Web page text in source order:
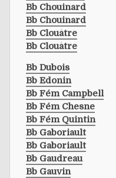
Bb Chouinard
Bb Chouinard
Bb Clouâtre
Bb Clouâtre
Bb Dubois
Bb Edonin
Bb Fém Campbell
Bb Fém Chesne
Bb Fém Quintin
Bb Gaboriault
Bb Gaboriault
Bb Gaudreau
Bb Gauvin